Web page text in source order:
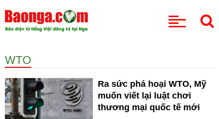
WTO
Ra sức phá hoại WTO, Mỹ
muốn viết lại luật chơi
thương mại quốc tế mới